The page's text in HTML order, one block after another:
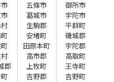
五條市
御所市
葛城市
宇陀市
生駒郡
平群町
安堵町
磯城郡
田原本町
宇陀郡
高市郡
高取町
郡 上牧町
王寺町
吉野郡
吉野町